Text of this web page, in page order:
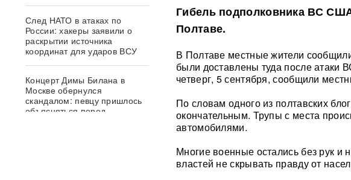
След НАТО в атаках по
России: хакеры заявили о
раскрытии источника
координат для ударов ВСУ
Концерт Димы Билана в
Москве обернулся
скандалом: певцу пришлось
объясняться перед
Гибель подполковника ВС
Полтаве.
В Полтаве местные жители
были доставлены туда после атаки
четверг, 5 сентября, сообщили
По словам одного из полтавских
окончательным. Трупы с места
автомобилями.
Многие военные остались без рук и
властей не скрывать правду от